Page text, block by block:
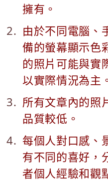
擁有。
由於不同電腦、
備的螢幕顯示色
的照片可能與實
以實際情況為主
所有文章內的照
品質較低。
每個人對口感、
有不同的喜好，
者個人經驗和觀